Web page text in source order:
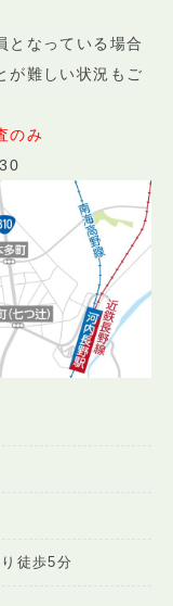
となっている場合
が難しい状況もご
のみ
徒歩5分